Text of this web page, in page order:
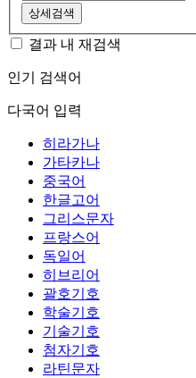
상세검색
결과 내 재검색
인기 검색어
다국어 입력
히라가나
가타카나
중국어
한글고어
그리스문자
프랑스어
독일어
히브리어
괄호기호
학술기호
기술기호
첨자기호
라틴문자